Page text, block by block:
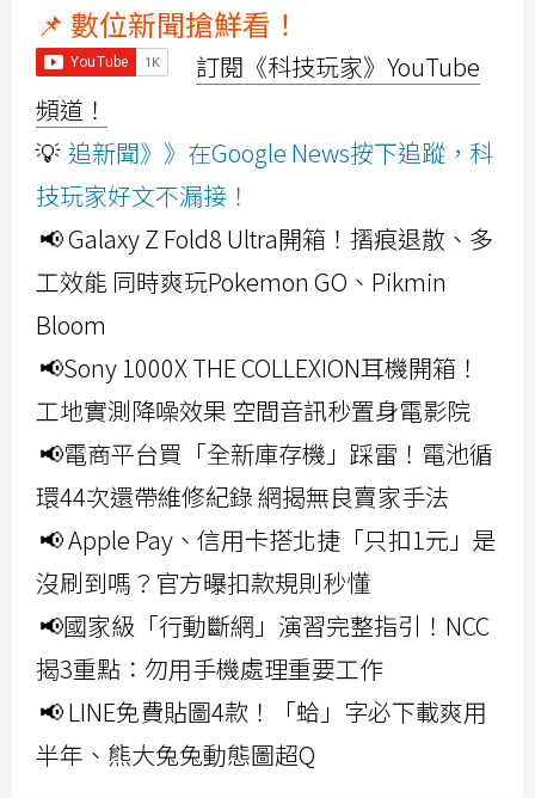
📌 數位新聞搶鮮看！
訂閱《科技玩家》YouTube
頻道！
💡 追新聞》》在Google News按下追蹤，科
技玩家好文不漏接！
📢 Galaxy Z Fold8 Ultra開箱！摺痕退散、多
工效能 同時爽玩Pokemon GO、Pikmin
Bloom
📢Sony 1000X THE COLLEXION耳機開箱！
工地實測降噪效果 空間音訊秒置身電影院
📢電商平台買「全新庫存機」踩雷！電池循
環44次還帶維修紀錄 網揭無良賣家手法
📢 Apple Pay、信用卡搭北捷「只扣1元」是
沒刷到嗎？官方曝扣款規則秒懂
📢國家級「行動斷網」演習完整指引！NCC
揭3重點：勿用手機處理重要工作
📢 LINE免費貼圖4款！「蛤」字必下載爽用
半年、熊大兔兔動態圖超Q